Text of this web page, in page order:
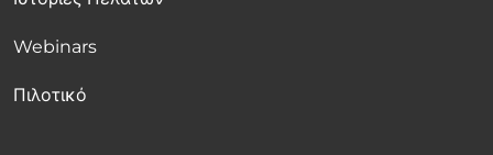
Webinars
Πιλοτικό